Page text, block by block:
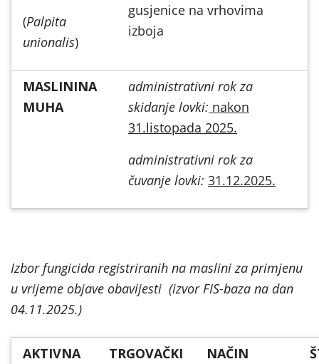
(Palpita
unionalis)
gusjenice na vrhovima
izboja
MASLININA
MUHA
administrativni rok za
skidanje lovki: nakon
31.listopada 2025.
administrativni rok za
čuvanje lovki: 31.12.2025.
Izbor fungicida registriranih na maslini za primjenu
u vrijeme objave obavijesti (izvor FIS-baza na dan
04.11.2025.)
AKTIVNA
TRGOVAČKI
NAČIN